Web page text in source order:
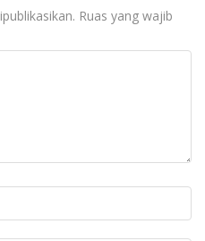
Ruas yang wajib